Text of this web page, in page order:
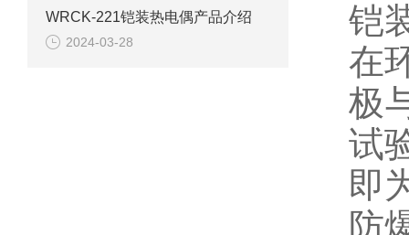
WRCK-221铠装热电偶产品介绍
2024-03-28
铠
在
极
试
即
防